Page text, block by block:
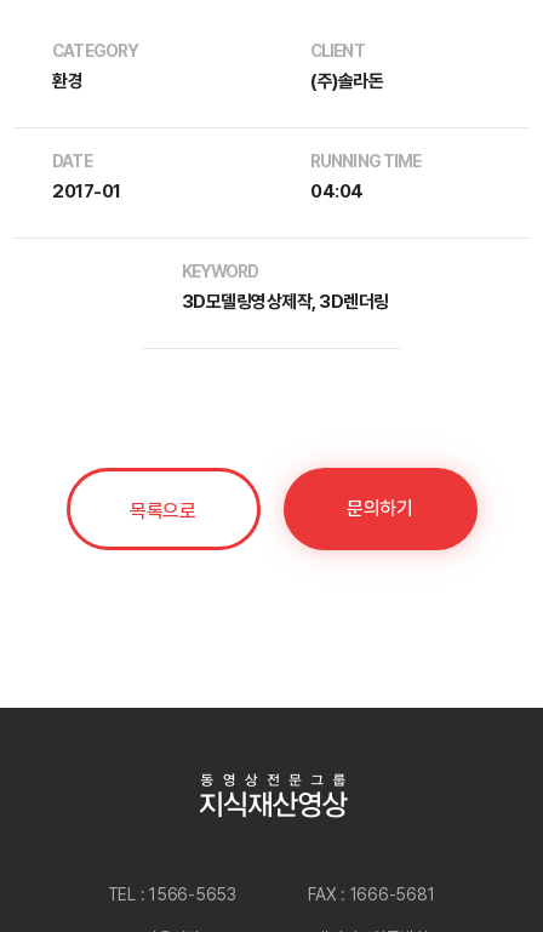
CATEGORY
환경
CLIENT
(주)솔라돈
DATE
2017-01
RUNNING TIME
04:04
KEYWORD
3D모델링영상제작, 3D렌더링
목록으로 문의하기
TEL : 1566-5653 FAX : 1666-5681